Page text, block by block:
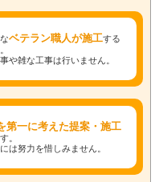
ベテラン職人が施工する
や雑な工事は行いません。
第一に考えた提案・施工
。
は努力を惜しみません。